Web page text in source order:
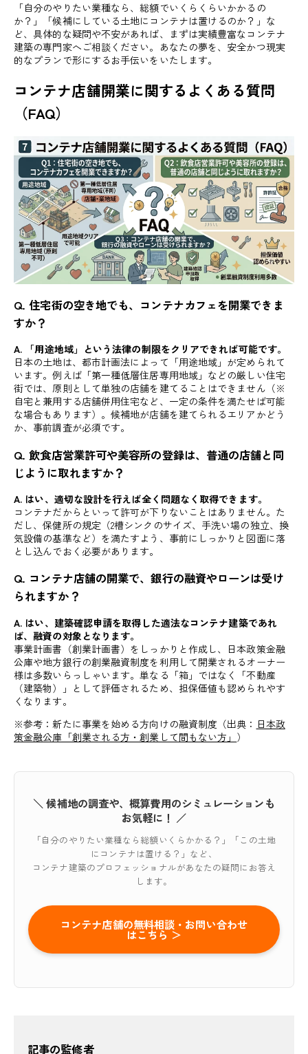
「自分のやりたい業種なら、総額でいくらくらいかかるの
か？」「候補にしている土地にコンテナは置けるのか？」な
ど、具体的な疑問や不安があれば、まずは実績豊富なコンテナ
建築の専門家へご相談ください。あなたの夢を、安全かつ現実
的なプランで形にするお手伝いをいたします。
コンテナ店舗開業に関するよくある質問
（FAQ）
Q. 住宅街の空き地でも、コンテナカフェを開業できま
すか？
A. 「用途地域」という法律の制限をクリアできれば可能です。
日本の土地は、都市計画法によって「用途地域」が定められて
います。例えば「第一種低層住居専用地域」などの厳しい住宅
街では、原則として単独の店舗を建てることはできません（※
自宅と兼用する店舗併用住宅など、一定の条件を満たせば可能
な場合もあります）。候補地が店舗を建てられるエリアかどう
か、事前調査が必須です。
Q. 飲食店営業許可や美容所の登録は、普通の店舗と同
じように取れますか？
A. はい、適切な設計を行えば全く問題なく取得できます。
コンテナだからといって許可が下りないことはありません。た
だし、保健所の規定（2槽シンクのサイズ、手洗い場の独立、換
気設備の基準など）を満たすよう、事前にしっかりと図面に落
とし込んでおく必要があります。
Q. コンテナ店舗の開業で、銀行の融資やローンは受け
られますか？
A. はい、建築確認申請を取得した適法なコンテナ建築であれ
ば、融資の対象となります。
事業計画書（創業計画書）をしっかりと作成し、日本政策金融
公庫や地方銀行の創業融資制度を利用して開業されるオーナー
様は多数いらっしゃいます。単なる「箱」ではなく「不動産
（建築物）」として評価されるため、担保価値も認められやす
くなります。
※参考：新たに事業を始める方向けの融資制度（出典： 日本政
策金融公庫「創業される方・創業して間もない方」 ）
＼ 候補地の調査や、概算費用のシミュレーションも
お気軽に！ ／
「自分のやりたい業種なら総額いくらかかる？」「この土地
にコンテナは置ける？」など、
コンテナ建築のプロフェッショナルがあなたの疑問にお答え
します。
コンテナ店舗の無料相談・お問い合わせ
はこちら ＞
記事の監修者